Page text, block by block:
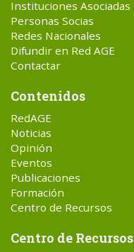
Instituciones Asociadas
Personas Socias
Redes Nacionales
Difundir en Red AGE
Contactar
Contenidos
RedAGE
Noticias
Opinión
Eventos
Publicaciones
Formación
Centro de Recursos
Centro de Recursos